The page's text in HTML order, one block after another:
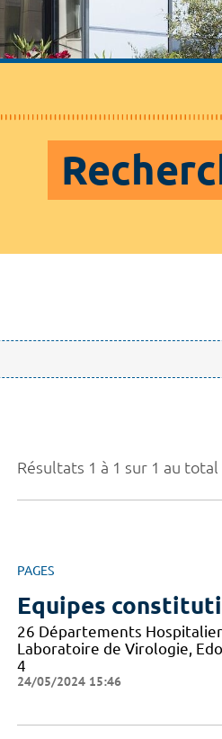
Résultats 1 à 1 sur 1 au total
PAGES
Equipes
26 Départements
Laboratoire de Virologie,
4
24/05/2024 15:46